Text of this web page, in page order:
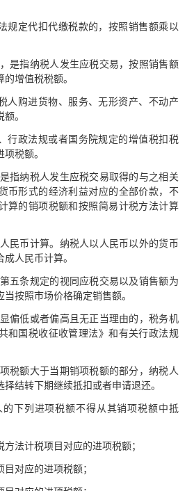
规定代扣代缴税款的，按照销售额乘以
是指纳税人发生应税交易，按照销售额
增值税税额。
人购进货物、服务、无形资产、不动产
。
行政法规或者国务院规定的增值税扣税
税额。
指纳税人发生应税交易取得的与之相关
币形式的经济利益对应的全部价款，不
算的销项税额和按照简易计税方法计算
民币计算。纳税人以人民币以外的货币
人民币计算。
五条规定的视同应税交易以及销售额为
按照市场价格确定销售额。
偏低或者偏高且无正当理由的，税务机
和国税收征收管理法》和有关行政法规
税额大于当期销项税额的部分，纳税人
结转下期继续抵扣或者申请退还。
下列进项税额不得从其销项税额中抵
方法计税项目对应的进项税额；
目对应的进项税额；